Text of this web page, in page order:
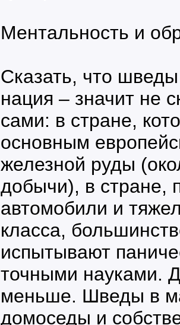
Ментальность и
Сказать, что
нация – значит не
сами: в стране,
основным
железной руды
добычи), в стране,
автомобили и
класса,
испытывают
точными науками.
меньше. Шведы в
домоседы и